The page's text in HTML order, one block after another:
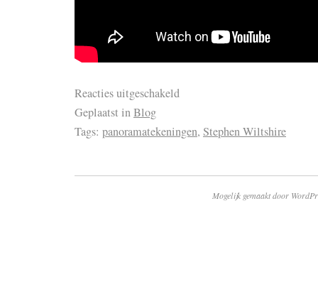
Reacties uitgeschakeld
Geplaatst inBlog
Tags: panoramatekeningen, Stephen Wiltshire
Mogelijk gemaakt door